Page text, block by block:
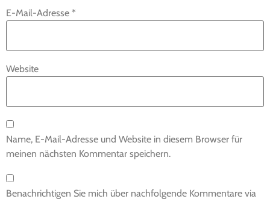
E-Mail-Adresse *
Website
Name, E-Mail-Adresse und Website in diesem Browser für
meinen nächsten Kommentar speichern.
Benachrichtigen Sie mich über nachfolgende Kommentare via